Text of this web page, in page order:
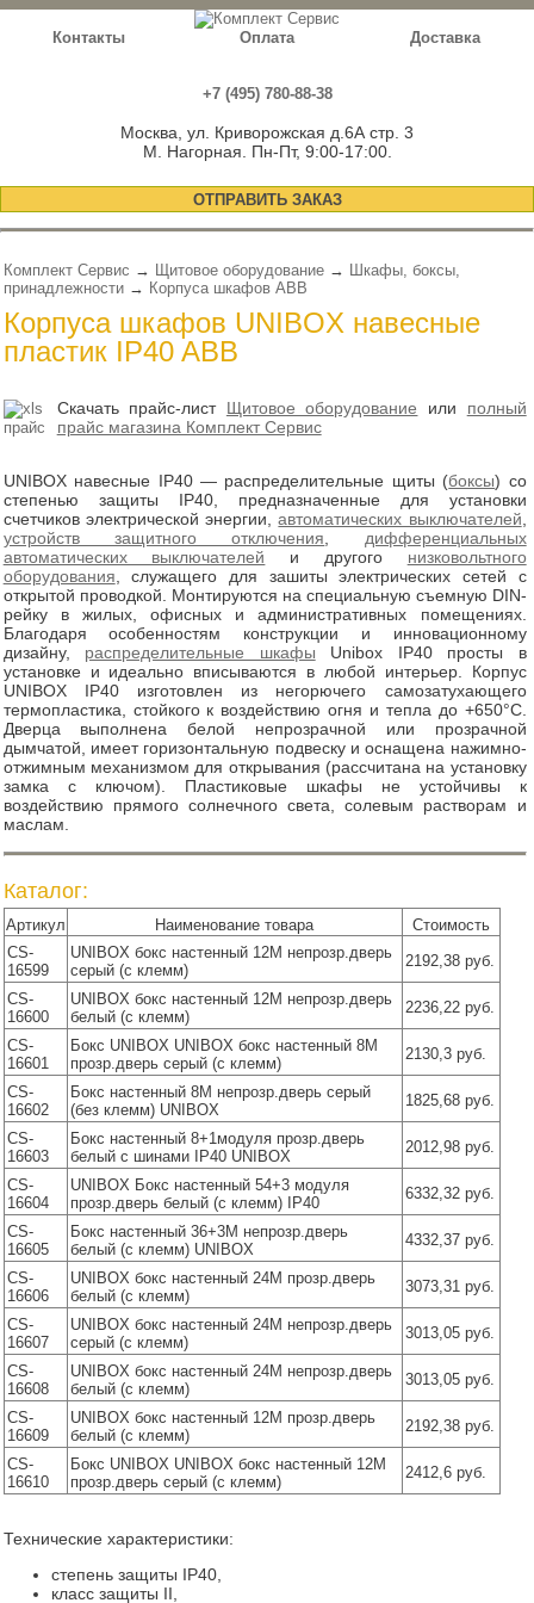
Контакты Оплата Доставка
+7 (495) 780-88-38
Москва, ул. Криворожская д.6А стр. 3
М. Нагорная. Пн-Пт, 9:00-17:00.
ОТПРАВИТЬ ЗАКАЗ
Комплект Сервис → Щитовое оборудование→ Шкафы, боксы,
принадлежности→ Корпуса шкафов ABB
Корпуса шкафов UNIBOX навесные
пластик IP40 ABB
Скачать прайс-лист Щитовое оборудование или полный
прайс магазина Комплект Сервис
UNIBOX навесные IP40 — распределительные щиты (боксы) со
степенью защиты IP40, предназначенные для установки
счетчиков электрической энергии,автоматических выключателей,
устройств защитного отключения, дифференциальных
автоматических выключателей и другого низковольтного
оборудования, служащего для зашиты электрических сетей с
открытой проводкой. Монтируются на специальную съемную DIN-
рейку в жилых, офисных и административных помещениях.
Благодаря особенностям конструкции и инновационному
дизайну, распределительные шкафы Unibox IP40 просты в
установке и идеально вписываются в любой интерьер. Корпус
UNIBOX IP40 изготовлен из негорючего самозатухающего
термопластика, стойкого к воздействию огня и тепла до +650°С.
Дверца выполнена белой непрозрачной или прозрачной
дымчатой, имеет горизонтальную подвеску и оснащена нажимно-
отжимным механизмом для открывания (рассчитана на установку
замка с ключом). Пластиковые шкафы не устойчивы к
воздействию прямого солнечного света, солевым растворам и
маслам.
Каталог:
Артикул Наименование товара
Стоимость
CS-
16599
UNIBOX бокс настенный 12М непрозр.дверь
серый (с клемм)
2192,38 руб.
CS-
16600
UNIBOX бокс настенный 12М непрозр.дверь
белый (с клемм)
2236,22 руб.
CS-
16601
Бокс UNIBOX UNIBOX бокс настенный 8М
прозр.дверь серый (с клемм)
2130,3 руб.
CS-
16602
Бокс настенный 8М непрозр.дверь серый
(без клемм) UNIBOX
1825,68 руб.
CS-
16603
Бокс настенный 8+1модуля прозр.дверь
белый с шинами IP40 UNIBOX
2012,98 руб.
CS-
16604
UNIBOX Бокс настенный 54+3 модуля
прозр.дверь белый (с клемм) IP40
6332,32 руб.
CS-
16605
Бокс настенный 36+3М непрозр.дверь
белый (с клемм) UNIBOX
4332,37 руб.
CS-
16606
UNIBOX бокс настенный 24М прозр.дверь
белый (с клемм)
3073,31 руб.
CS-
16607
UNIBOX бокс настенный 24М непрозр.дверь
серый (с клемм)
3013,05 руб.
CS-
16608
UNIBOX бокс настенный 24М непрозр.дверь
белый (с клемм)
3013,05 руб.
CS-
16609
UNIBOX бокс настенный 12М прозр.дверь
белый (с клемм)
2192,38 руб.
CS-
16610
Бокс UNIBOX UNIBOX бокс настенный 12М
прозр.дверь серый (с клемм)
2412,6 руб.
Технические характеристики:
степень защиты IP40,
класс защиты II,